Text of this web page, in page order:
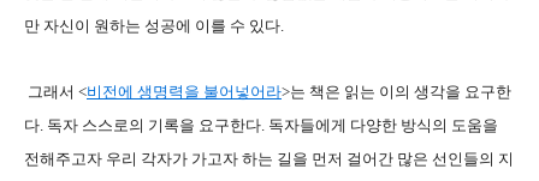
만 자신이 원하는 성공에 이를 수 있다.
그래서 <비전에 생명력을 불어넣어라>는 책은 읽는 이의 생각을 요구한
다. 독자 스스로의 기록을 요구한다. 독자들에게 다양한 방식의 도움을
전해주고자 우리 각자가 가고자 하는 길을 먼저 걸어간 많은 선인들의 지